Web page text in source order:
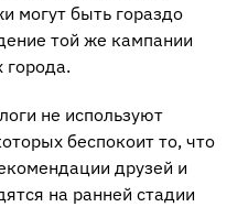
могут быть гораздо
той же кампании
города.
не используют
беспокоит то, что
друзей и
на ранней стадии